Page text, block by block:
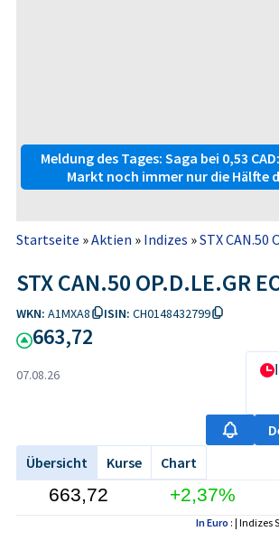
Meldung des Tages: Saga bei 0,53
Markt noch immer nur die Hälfte
Startseite »Aktien » Indizes »STX CAN.50
STX CAN.50 OP.D.LE.GR
WKN: A1MXA8 ISIN: CH0148432799
663,72
07.08.26
Übersicht
Kurse Chart
663,72 +2,37%
In Euro : | Indizes